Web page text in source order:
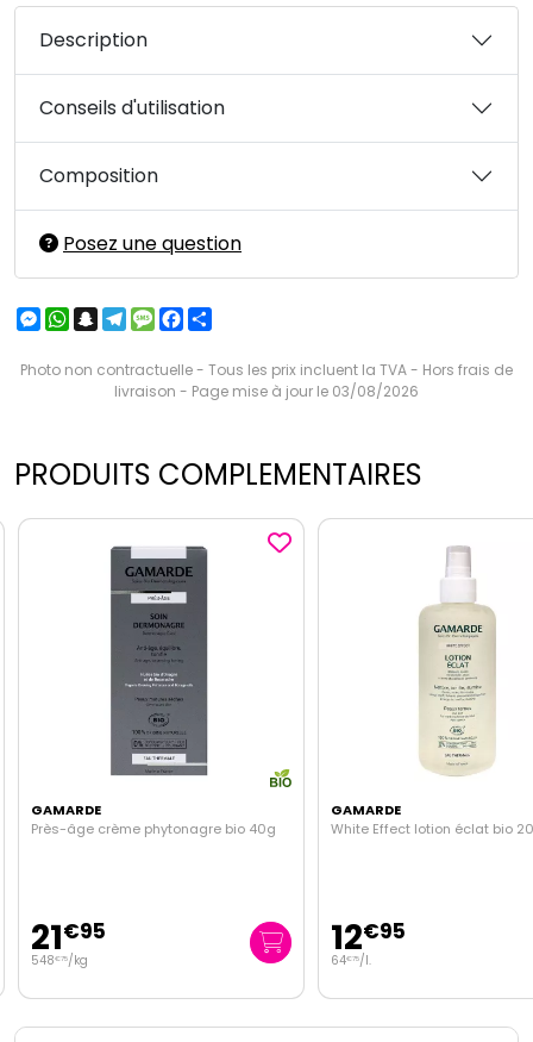
Description
Conseils d'utilisation
Composition
Posez une question
Messenger
WhatsApp
Snapchat
Telegram
MessageFacebook
Photo non contractuelle - Tous les prix incluent la TVA - Hors frais de
livraison - Page mise à jour le 03/08/2026
PRODUITS COMPLEMENTAIRES
GAMARDE
Près-âge crème phytonagre bio 40g
21€95
548€75/kg
GAMARDE
White Effect lotion éclat bio
12€95
64€75/l.